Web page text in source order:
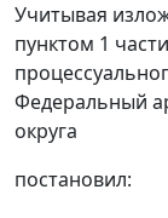
Учитывая
пунктом 1
Федеральный
округа
постановил: